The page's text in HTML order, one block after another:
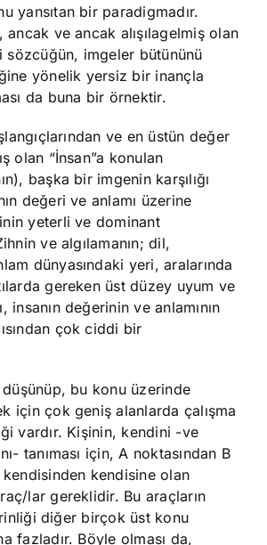
yansıtan bir paradigmadır.
ancak ve ancak alışılagelmiş olan
sözcüğün, imgeler bütününü
yönelik yersiz bir inançla
da buna bir örnektir.
ve en üstün değer
olan “İnsan”a konulan
başka bir imgenin karşılığı
değeri ve anlamı üzerine
yeterli ve dominant
ve algılamanın; dil,
dünyasındaki yeri, aralarında
gereken üst düzey uyum ve
insanın değerinin ve anlamının
çok ciddi bir
bu konu üzerinde
için çok geniş alanlarda çalışma
vardır. Kişinin, kendini -ve
tanıması için, A noktasından B
kendisinden kendisine olan
lar gereklidir. Bu araçların
diğer birçok üst konu
fazladır. Böyle olması da,